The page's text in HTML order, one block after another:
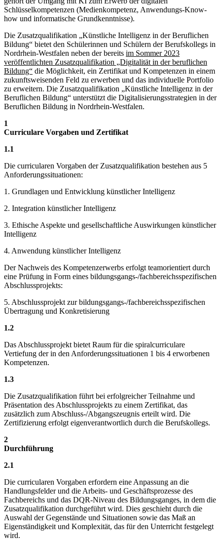
Schlüsselkompetenzen (Medienkompetenz, Anwendungs-Know-
how und informatische Grundkenntnisse).
Die Zusatzqualifikation „Künstliche Intelligenz in der Beruflichen
Bildung“ bietet den Schülerinnen und Schülern der Berufskollegs in
Nordrhein-Westfalen neben der bereits im Sommer 2023
veröffentlichten Zusatzqualifikation „Digitalität in der beruflichen
Bildung“ die Möglichkeit, ein Zertifikat und Kompetenzen in einem
zukunftsweisenden Feld zu erwerben und das individuelle Portfolio
zu erweitern. Die Zusatzqualifikation „Künstliche Intelligenz in der
Beruflichen Bildung“ unterstützt die Digitalisierungsstrategien in der
Beruflichen Bildung in Nordrhein-Westfalen.
1
Curriculare Vorgaben und Zertifikat
1.1
Die curricularen Vorgaben der Zusatzqualifikation bestehen aus 5
Anforderungssituationen:
1. Grundlagen und Entwicklung künstlicher Intelligenz
2. Integration künstlicher Intelligenz
3. Ethische Aspekte und gesellschaftliche Auswirkungen künstlicher
Intelligenz
4. Anwendung künstlicher Intelligenz
Der Nachweis des Kompetenzerwerbs erfolgt teamorientiert durch
eine Prüfung in Form eines bildungsgangs-/fachbereichsspezifischen
Abschlussprojekts:
5. Abschlussprojekt zur bildungsgangs-/fachbereichsspezifischen
Übertragung und Konkretisierung
1.2
Das Abschlussprojekt bietet Raum für die spiralcurriculare
Vertiefung der in den Anforderungssituationen 1 bis 4 erworbenen
Kompetenzen.
1.3
Die Zusatzqualifikation führt bei erfolgreicher Teilnahme und
Präsentation des Abschlussprojekts zu einem Zertifikat, das
zusätzlich zum Abschluss-/Abgangszeugnis erteilt wird. Die
Zertifizierung erfolgt eigenverantwortlich durch die Berufskollegs.
2
Durchführung
2.1
Die curricularen Vorgaben erfordern eine Anpassung an die
Handlungsfelder und die Arbeits- und Geschäftsprozesse des
Fachbereichs und das DQR-Niveau des Bildungsganges, in dem die
Zusatzqualifikation durchgeführt wird. Dies geschieht durch die
Auswahl der Gegenstände und Situationen sowie das Maß an
Eigenständigkeit und Komplexität, das für den Unterricht festgelegt
wird.